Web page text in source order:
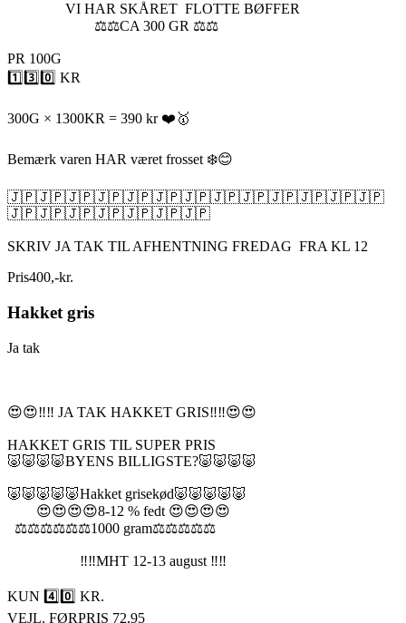
VI HAR SKÅRET FLOTTE BØFFER
⚖️⚖️CA 300 GR ⚖️⚖️
PR 100G
1️⃣3️⃣0️⃣ KR
300G × 1300KR = 390 kr ❤️🥇
Bemærk varen HAR været frosset ❄️😊
🇯🇵🇯🇵🇯🇵🇯🇵🇯🇵🇯🇵🇯🇵🇯🇵🇯🇵🇯🇵🇯🇵🇯🇵🇯🇵
🇯🇵🇯🇵🇯🇵🇯🇵🇯🇵🇯🇵🇯🇵
SKRIV JA TAK TIL AFHENTNING FREDAG FRA KL 12
Pris400,-kr.
Hakket gris
Ja tak
😍😍‼️‼️ JA TAK HAKKET GRIS‼️‼️😍😍
HAKKET GRIS TIL SUPER PRIS
🐷🐷🐷🐷BYENS BILLIGSTE?🐷🐷🐷🐷
🐷🐷🐷🐷🐷Hakket grisekød🐷🐷🐷🐷🐷
😍😍😍😍8-12 % fedt 😍😍😍😍
⚖️⚖️⚖️⚖️⚖️⚖️1000 gram⚖️⚖️⚖️⚖️⚖️
‼️‼️MHT 12-13 august ‼️‼️
KUN 4️⃣0️⃣ KR.
VEJL. FØRPRIS 72,95